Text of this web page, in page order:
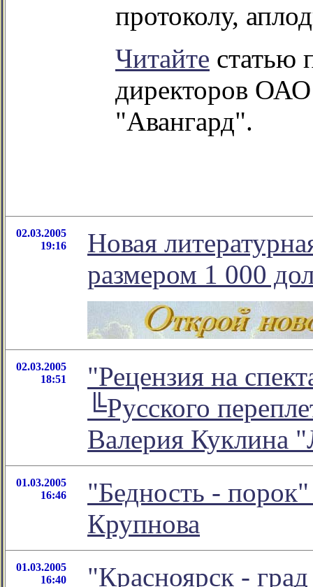
протоколу,
Читайте статью
директоров
"Авангард".
02.03.2005
19:16
Новая
размером 1 000
02.03.2005
18:51
"Рецензия на
╚Русского
Валерия Куклина
01.03.2005
16:46
"Бедность -
Крупнова
01.03.2005
16:40
"Красноярск -